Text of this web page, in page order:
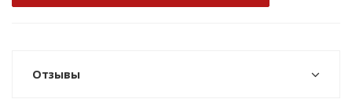
Отзывы